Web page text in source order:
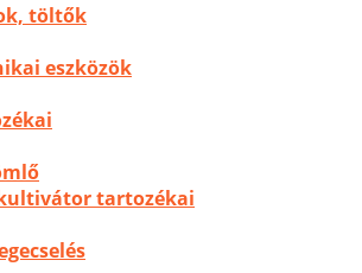
töltők
eszközök
tartozékai